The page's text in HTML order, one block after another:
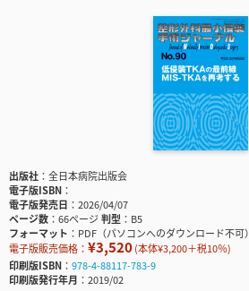
出版社
全日本病院出版会
電子版ISBN
電子版発売日
2026/04/07
ページ数
66ページ判型
B5
フォーマット
PDF（パソコンへのダウンロード不可）
電子版販売価格： ¥3,520(本体¥3,200＋税10％)
印刷版ISBN
978-4-88117-783-9
印刷版発行年月
2019/02